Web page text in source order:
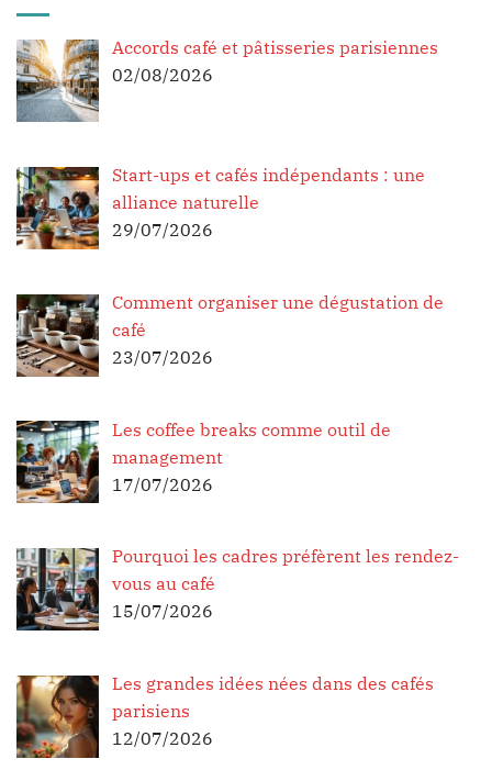
Accords café et pâtisseries parisiennes
02/08/2026
Start-ups et cafés indépendants : une
alliance naturelle
29/07/2026
Comment organiser une dégustation de
café
23/07/2026
Les coffee breaks comme outil de
management
17/07/2026
Pourquoi les cadres préfèrent les rendez-
vous au café
15/07/2026
Les grandes idées nées dans des cafés
parisiens
12/07/2026